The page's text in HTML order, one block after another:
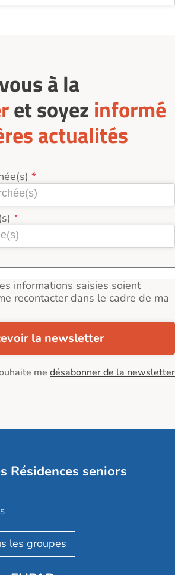
à la
et soyez informé
actualités
informations saisies soient
recontacter dans le cadre de ma
la newsletter
me désabonner de la newsletter
Résidences seniors